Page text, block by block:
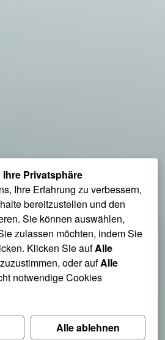
Privatsphäre
Ihre Erfahrung zu verbessern,
bereitzustellen und den
Sie können auswählen,
zulassen möchten, indem Sie
Klicken Sie aufAlle
oder aufAlle
notwendige Cookies
Alle ablehnen